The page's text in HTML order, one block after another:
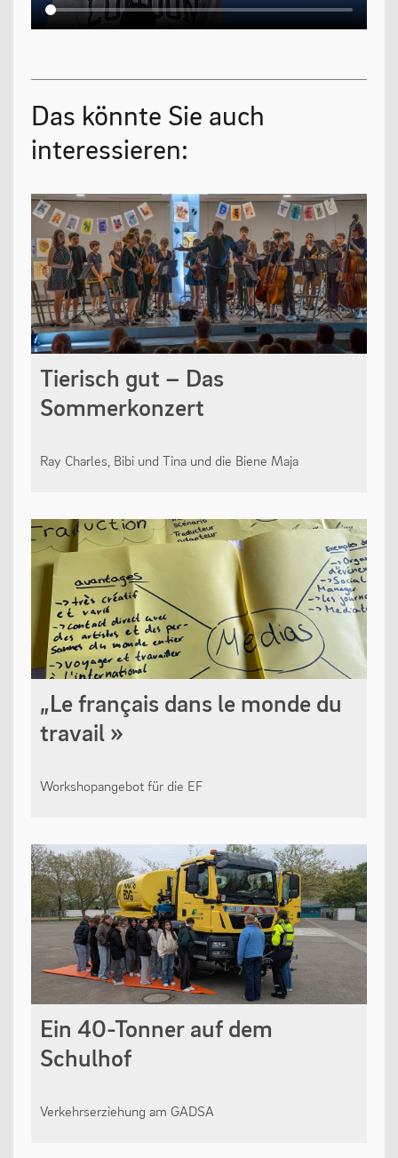
Wettbewerbe
Anfahrt
Krankmeldung
Downloads
Stundenpläne
Kontakt
Das könnte Sie auch
interessieren:
Tierisch gut – Das
Sommerkonzert
Ray Charles, Bibi und Tina und die Biene Maja
„Le français dans le monde du
travail »
Workshopangebot für die EF
Ein 40-Tonner auf dem
Schulhof
Verkehrserziehung am GADSA